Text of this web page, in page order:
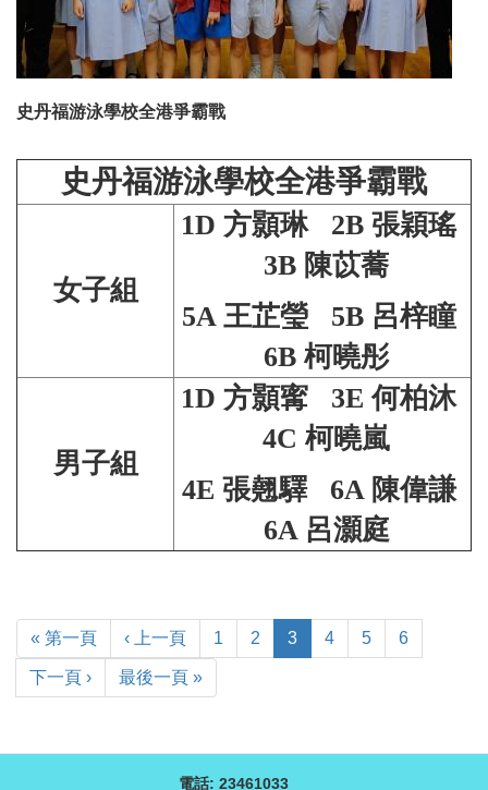
史丹福游泳學校全港爭霸戰
史丹福游泳學校全港爭霸戰
女子組
1D 方顥琳 2B 張穎瑤
3B 陳苡蕎
5A 王芷瑩 5B 呂梓瞳
6B 柯曉彤
男子組
1D 方顥寗 3E 何柏沐
4C 柯曉嵐
4E 張翹驛 6A 陳偉謙
6A 呂灝庭
« 第一頁 ‹ 上一頁 1 2 3 4 5 6
下一頁 › 最後一頁 »
電話: 23461033